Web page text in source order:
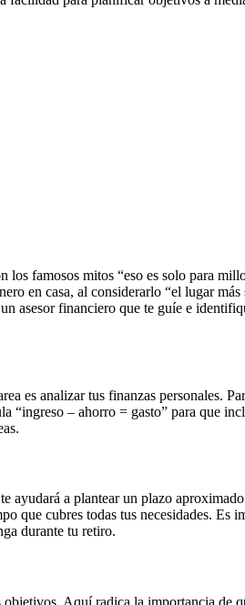
los famosos mitos “eso es solo para
en casa, al considerarlo “el lugar
asesor financiero que te guíe e
es analizar tus finanzas personales.
– ahorro = gasto” para que
a plantear un plazo
que cubres todas tus necesidades.
durante tu retiro.
Aquí radica la importancia